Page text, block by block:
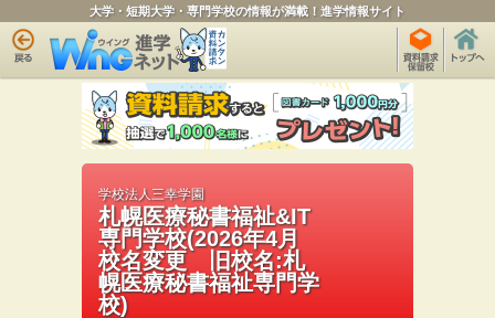
大学・短期大学・専門学校の情報が満載！進学情報サイト
学校法人三幸学園
札幌医療秘書福祉&IT
専門学校(2026年4月
校名変更 旧校名:札
幌医療秘書福祉専門学
校)